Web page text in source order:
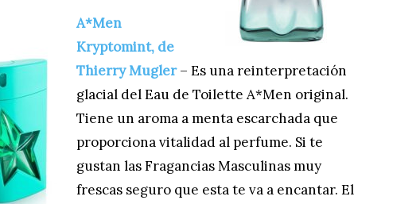
A*Men
Kryptomint, de
Thierry Mugler– Es una reinterpretación
glacial del Eau de Toilette A*Men original.
Tiene un aroma a menta escarchada que
proporciona vitalidad al perfume. Si te
gustan las Fragancias Masculinas muy
frescas seguro que esta te va a encantar. El